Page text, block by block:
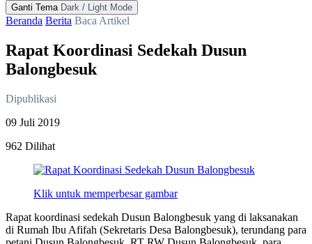
Ganti Tema Dark / Light Mode
Beranda Berita Baca Artikel
Rapat Koordinasi Sedekah Dusun
Balongbesuk
Dipublikasi
09 Juli 2019
962 Dilihat
Klik untuk memperbesar gambar
Rapat koordinasi sedekah Dusun Balongbesuk yang di laksanakan
di Rumah Ibu Afifah (Sekretaris Desa Balongbesuk), terundang para